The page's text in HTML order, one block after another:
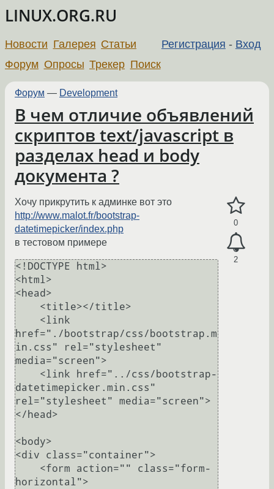
LINUX.ORG.RU
Регистрация - Вход
Новости Галерея Статьи
Форум Опросы Трекер Поиск
Форум — Development
В чем отличие объявлений
скриптов text/javascript в
разделах head и body
документа ?
0
2
Хочу прикрутить к админке вот это
http://www.malot.fr/bootstrap-
datetimepicker/index.php
в тестовом примере
<!DOCTYPE html>
<html>
<head>
href="./bootstrap/css/bootstrap.m
in.css" rel="stylesheet"
media="screen">
datetimepicker.min.css"
rel="stylesheet" media="screen">
</head>
<body>
<div class="container">
horizontal">